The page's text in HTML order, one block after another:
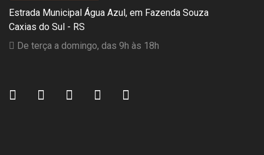
Estrada Municipal Água Azul, em Fazenda Souza
Caxias do Sul - RS
De terça a domingo, das 9h às 18h